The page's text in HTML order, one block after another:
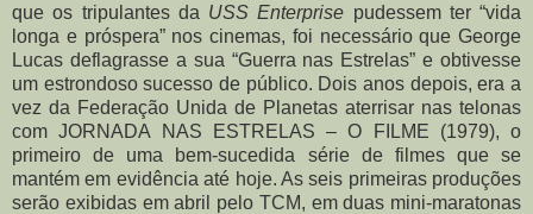
que os tripulantes da USS Enterprise pudessem ter “vida
longa e próspera” nos cinemas, foi necessário que George
Lucas deflagrasse a sua “Guerra nas Estrelas” e obtivesse
um estrondoso sucesso de público. Dois anos depois, era a
vez da Federação Unida de Planetas aterrisar nas telonas
com JORNADA NAS ESTRELAS – O FILME (1979), o
primeiro de uma bem-sucedida série de filmes que se
mantém em evidência até hoje. As seis primeiras produções
serão exibidas em abril pelo TCM, em duas mini-maratonas